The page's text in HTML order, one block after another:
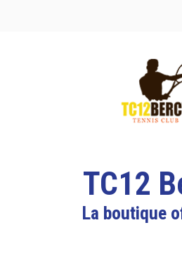
Site Web du
Facebook
Se
Panier (vide
TC12
La boutique